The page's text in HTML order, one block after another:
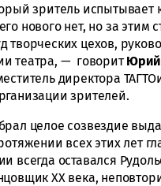
зритель испытывает
нового нет, но за этим
творческих цехов,
театра, — говоритЮрий
директора
зрителей.
целое созвездие
всех этих лет
всегда оставался
XX века,